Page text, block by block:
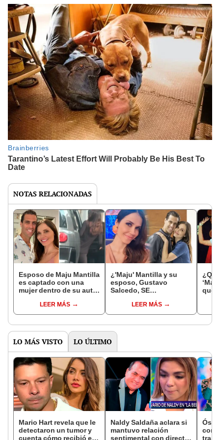
NOTAS RELACIONADAS
Esposo de Maju Mantilla
es captado con una
mujer dentro de su auto,
LEER MÁS
¿'Maju' Mantilla y su
esposo, Gustavo
Salcedo, SE
conductora responde
así a rumores
LEER MÁS
qué
LO MÁS VISTO LO ÚLTIMO
Mario Hart revela que le
detectaron un tumor y
cuenta cómo recibió el
Naldy Saldaña aclara si
mantuvo relación
sentimental con director
tras